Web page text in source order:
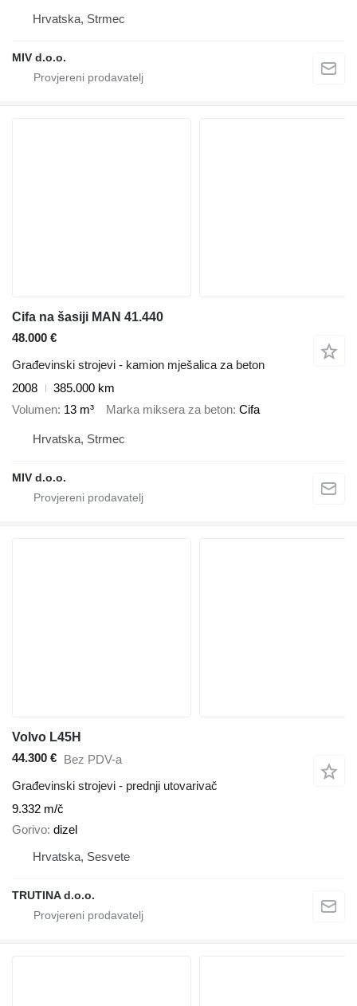
Hrvatska, Strmec
MIV d.o.o.
Cifa na šasiji MAN 41.440
48.000 €
Građevinski strojevi - kamion mješalica za beton
2008
385.000 km
Volumen 13 m³ Marka miksera za beton Cifa
Hrvatska, Strmec
MIV d.o.o.
Volvo L45H
44.300 € Bez PDV-a
Građevinski strojevi - prednji utovarivač
9.332 m/č
Gorivo dizel
Hrvatska, Sesvete
TRUTINA d.o.o.